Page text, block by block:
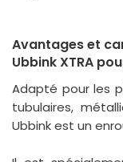
Avantages et
Ubbink XTRA
Adapté pour les
tubulaires,
Ubbink est un